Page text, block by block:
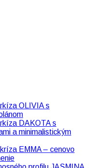
OLIVIA s
DAKOTA s
a minimalistickým
EMMA – cenovo